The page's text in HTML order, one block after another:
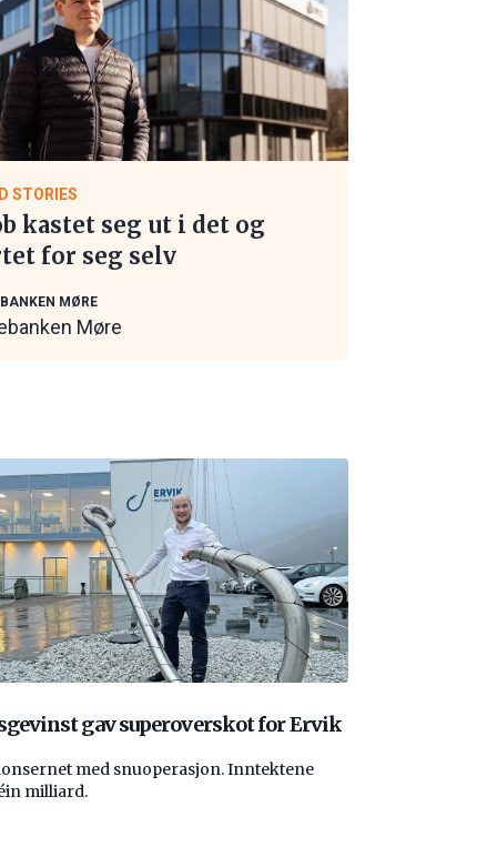
STORIES
kastet seg ut i det og
for seg selv
MØRE
Møre
gav superoverskot for Ervik
med snuoperasjon. Inntektene
milliard.